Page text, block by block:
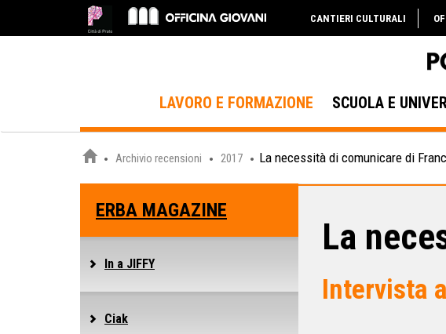
CANTIERI CULTURALI
LAVORO E FORMAZIONE SCUOLA E
Archivio recensioni 2017 La necessità di comunicare di
ERBA MAGAZINE
In a JIFFY
Ciak
La
Intervista